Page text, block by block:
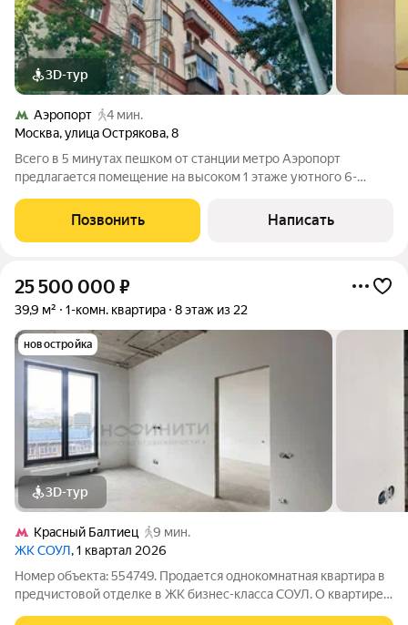
3D-тур
Аэропорт
4 мин.
Москва,улица Острякова,8
Всего в 5 минутах пешком от станции метро Аэропорт
предлагается помещение на высоком 1 этаже уютного 6-
всегда есть места для парковки. Общая площадь объекта 85
кв.м. Потолки 3 метра. Большой
Позвонить Написать
25 500 000 ₽
39,9 м² 1-комн. квартира 8 этаж из 22
новостройка
3D-тур
Красный Балтиец
9 мин.
ЖК СОУЛ, 1 квартал 2026
Номер объекта: 554749. Продается однокомнатная квартира в
предчистовой отделке в ЖК бизнес-класса СОУЛ. О квартире: